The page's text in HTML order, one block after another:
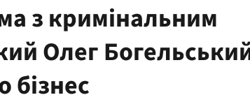
За парканом
з кримінальним
Олег
бізнес